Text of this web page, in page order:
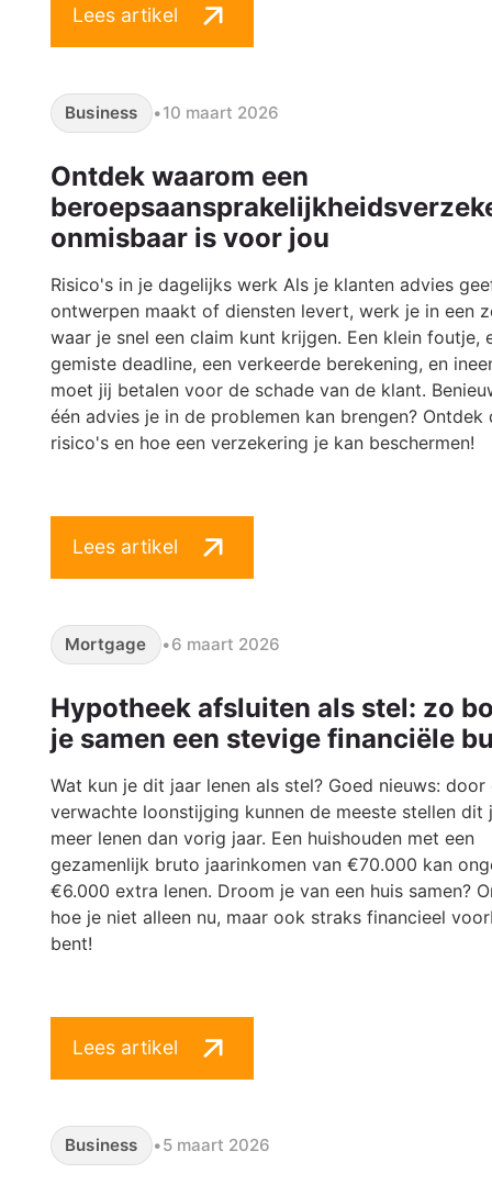
Lees artikel
Business •10 maart 2026
Ontdek waarom een
onmisbaar is voor jou
Risico's in je dagelijks werk Als je klanten advies
ontwerpen maakt of diensten levert, werk je in een
waar je snel een claim kunt krijgen. Een klein foutje,
gemiste deadline, een verkeerde berekening, en
moet jij betalen voor de schade van de klant.
één advies je in de problemen kan brengen? Ontdek
risico's en hoe een verzekering je kan beschermen!
Lees artikel
Mortgage •6 maart 2026
Hypotheek afsluiten als stel: zo
je samen een stevige financiële
Wat kun je dit jaar lenen als stel? Goed nieuws: door
verwachte loonstijging kunnen de meeste stellen dit
meer lenen dan vorig jaar. Een huishouden met een
gezamenlijk bruto jaarinkomen van €70.000 kan
€6.000 extra lenen. Droom je van een huis samen?
hoe je niet alleen nu, maar ook straks financieel
bent!
Lees artikel
Business •5 maart 2026